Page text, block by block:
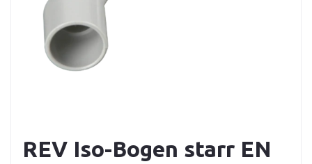
REV Iso-Bogen starr EN